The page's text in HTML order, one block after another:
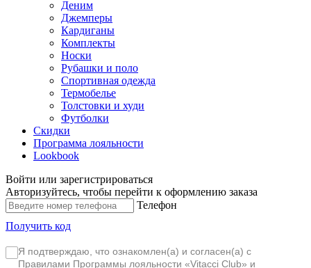
Деним
Джемперы
Кардиганы
Комплекты
Носки
Рубашки и поло
Спортивная одежда
Термобелье
Толстовки и худи
Футболки
Скидки
Программа лояльности
Lookbook
Войти или зарегистрироваться
Авторизуйтесь, чтобы перейти к оформлению заказа
Телефон
Получить код
Я подтверждаю, что ознакомлен(а) и согласен(а) с
Правилами Программы лояльности «Vitacci Club» и